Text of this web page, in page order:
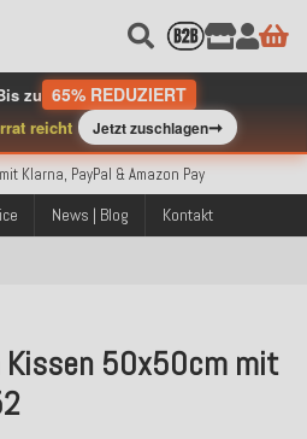
zu 65% REDUZIERT
reicht Jetzt zuschlagen➞
Deutschlands ab 99€ Bestellwert
versendete Bestellungen
Klarna, PayPal & Amazon Pay
Deutschlands ab 99€ Bestellwert
versendete Bestellungen
Klarna, PayPal & Amazon Pay
Deutschlands ab 99€ Bestellwert
News | Blog Kontakt
Kissen 50x50cm mit